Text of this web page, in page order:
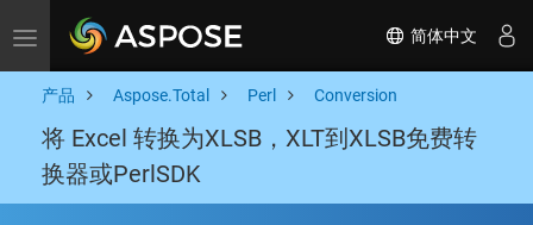
Toggle navigation 简体中文
产品 Aspose.Total Perl Conversion
将 Excel 转换为XLSB，XLT到XLSB免费转
换器或PerlSDK